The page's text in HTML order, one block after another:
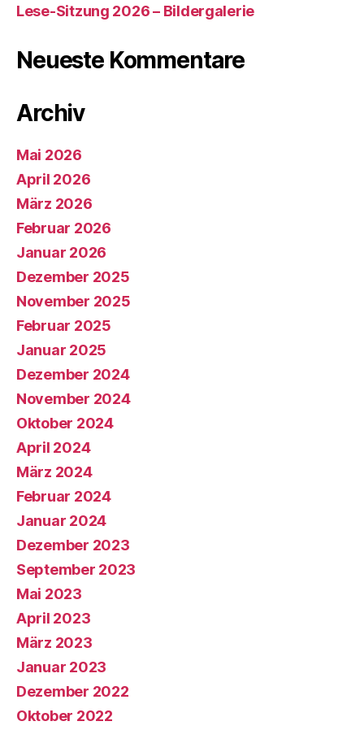
Lese-Sitzung 2026 – Bildergalerie
Neueste Kommentare
Archiv
Mai 2026
April 2026
März 2026
Februar 2026
Januar 2026
Dezember 2025
November 2025
Februar 2025
Januar 2025
Dezember 2024
November 2024
Oktober 2024
April 2024
März 2024
Februar 2024
Januar 2024
Dezember 2023
September 2023
Mai 2023
April 2023
März 2023
Januar 2023
Dezember 2022
Oktober 2022